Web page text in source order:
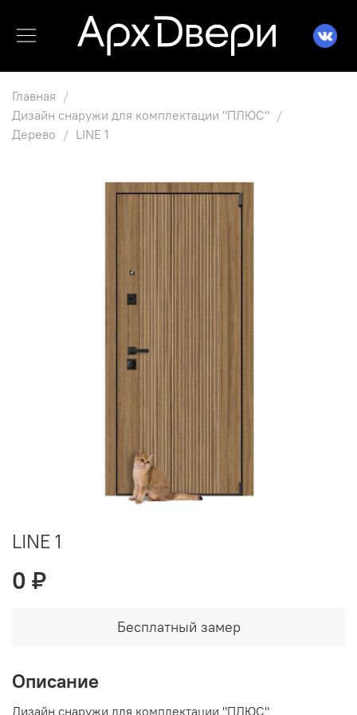
Главная
Дизайн снаружи для комплектации "ПЛЮС"
Дерево
LINE 1
LINE 1
0 ₽
Бесплатный замер
Описание
Дизайн снаружи для комплектации "ПЛЮС"